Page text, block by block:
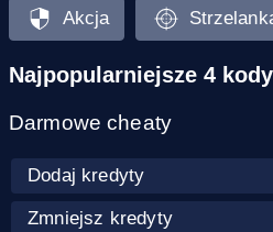
Akcja
Najpopularniejsze 4
Darmowe cheaty
Dodaj kredyty
Zmniejsz kredyty